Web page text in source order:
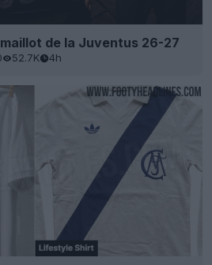
de la Juventus 26-27
52.7K 4h